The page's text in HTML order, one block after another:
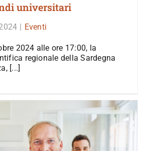
universitari
Eventi
2024 alle ore 17:00, la
regionale della Sardegna
[...]